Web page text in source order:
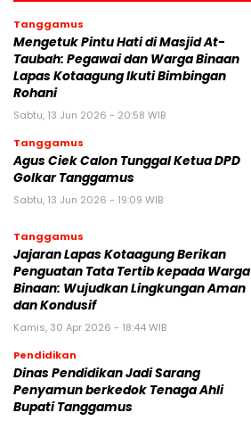
Tanggamus
Mengetuk Pintu Hati di Masjid At-
Taubah: Pegawai dan Warga Binaan
Lapas Kotaagung Ikuti Bimbingan
Rohani
Sabtu, 13 Jun 2026 - 20:58 WIB
Tanggamus
Agus Ciek Calon Tunggal Ketua DPD
Golkar Tanggamus
Sabtu, 13 Jun 2026 - 19:09 WIB
Tanggamus
Jajaran Lapas Kotaagung Berikan
Penguatan Tata Tertib kepada Warga
Binaan: Wujudkan Lingkungan Aman
dan Kondusif
Kamis, 30 Apr 2026 - 18:44 WIB
Pendidikan
Dinas Pendidikan Jadi Sarang
Penyamun berkedok Tenaga Ahli
Bupati Tanggamus